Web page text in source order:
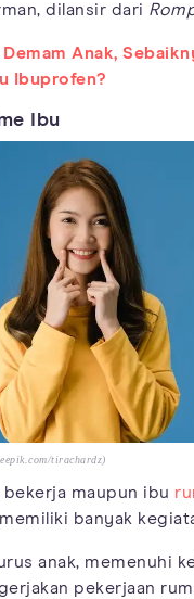
dilansir dari
Anak,
Ibuprofen?
Ibu
tirachardz)
maupun ibu
banyak
anak, memenuhi
pekerjaan